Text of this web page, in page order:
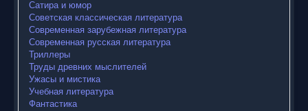
Сатира и юмор
Советская классическая литература
Современная зарубежная литература
Современная русская литература
Триллеры
Труды древних мыслителей
Ужасы и мистика
Учебная литература
Фантастика